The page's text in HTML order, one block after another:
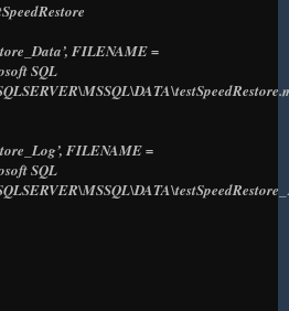
FILENAME =
SQL
FILENAME =
SQL